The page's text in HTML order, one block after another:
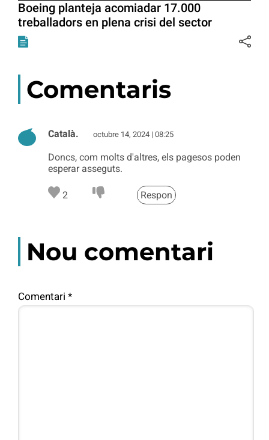
Boeing planteja acomiadar 17.000
treballadors en plena crisi del sector
Comentaris
Català. octubre 14, 2024 | 08:25
Doncs, com molts d'altres, els pagesos poden
esperar asseguts.
2 Respon
Nou comentari
Comentari *